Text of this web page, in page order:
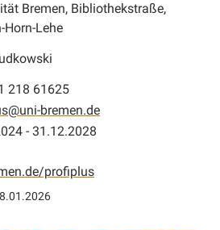
Bremen, Bibliothekstraße,
Horn-Lehe
218 61625
bremen.de
- 31.12.2028
profiplus